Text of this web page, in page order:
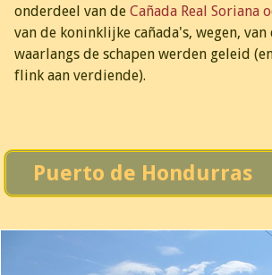
onderdeel van de Cañada Real Soriana
van de koninklijke cañada's, wegen, van
waarlangs de schapen werden geleid
flink aan verdiende).
Puerto de Hondurras